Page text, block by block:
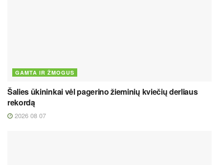
GAMTA IR ŽMOGUS
Šalies ūkininkai vėl pagerino žieminių kviečių derliaus
rekordą
2026 08 07